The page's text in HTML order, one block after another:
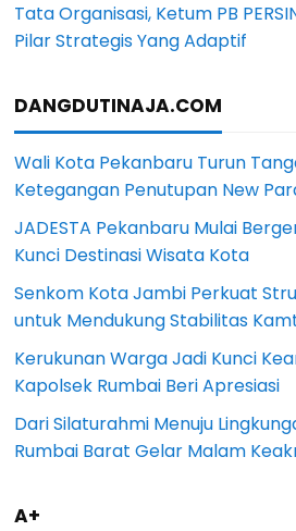
Tata Organisasi, Ketum PB
Pilar Strategis Yang Adaptif
DANGDUTINAJA.COM
Wali Kota Pekanbaru Turun
Ketegangan Penutupan New
JADESTA Pekanbaru Mulai
Kunci Destinasi Wisata Kota
Senkom Kota Jambi Perkuat
untuk Mendukung Stabilitas
Kerukunan Warga Jadi Kunci
Kapolsek Rumbai Beri Apresiasi
Dari Silaturahmi Menuju
Rumbai Barat Gelar Malam
A+